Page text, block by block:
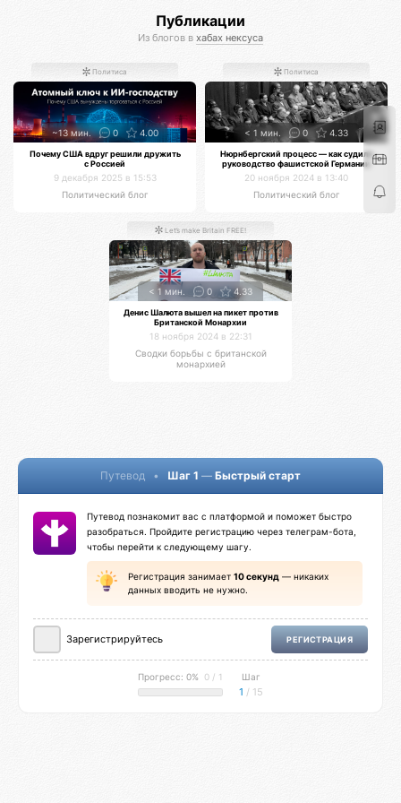
Публикации
Из блогов в хабах нексуса
Политиса
~13 мин. 0 4.00
Почему США вдруг решили дружить
с Россией
9 декабря 2025 в 15:53
Политический блог
Политиса
< 1 мин. 0 4.33
Нюрнбергский процесс — как судили
руководство фашистской Германии
20 ноября 2024 в 13:40
Политический блог
Let’s make Britain FREE!
< 1 мин. 0 4.33
Денис Шалюта вышел на пикет против
Британской Монархии
18 ноября 2024 в 22:31
Сводки борьбы с британской
монархией
Путевод • Шаг 1 — Быстрый старт
Путевод познакомит вас с платформой и поможет быстро
разобраться. Пройдите регистрацию через телеграм-бота,
чтобы перейти к следующему шагу.
Регистрация занимает 10 секунд — никаких
данных вводить не нужно.
Зарегистрируйтесь РЕГИСТРАЦИЯ
Прогресс: 0% 0 / 1 Шаг
1 / 15